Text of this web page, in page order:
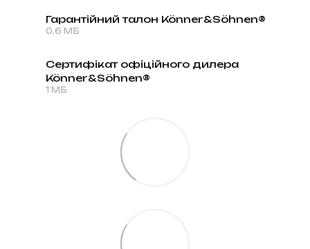
Гарантійний талон Könner&Söhnen®
0.6 МБ
Сертифікат офіційного дилера
Könner&Söhnen®
1 МБ